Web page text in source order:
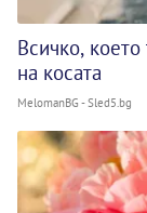
Всичко, което
на косата
MelomanBG - Sled5.bg